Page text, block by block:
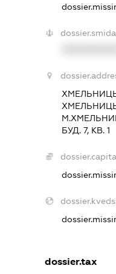
БУД. 7, КВ. 1
dossier.tax